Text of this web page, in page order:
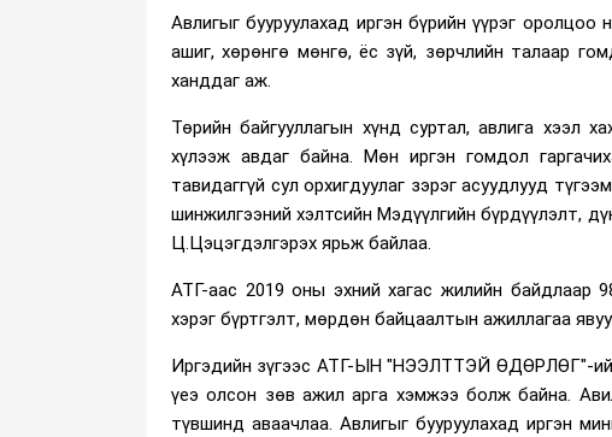
Авлигыг бууруулахад иргэн бүрийн үүрэг
ашиг, хөрөнгө мөнгө, ёс зүй, зөрчлийн талаар
ханддаг аж.
Төрийн байгууллагын хүнд суртал, авлига хээл
хүлээж авдаг байна. Мөн иргэн гомдол
тавидаггүй сул орхигдуулаг зэрэг асуудлууд
шинжилгээний хэлтсийн Мэдүүлгийн бүрдүүлэлт,
Ц.Цэцэгдэлгэрэх ярьж байлаа.
АТГ-аас 2019 оны эхний хагас жилийн байдлаар
хэрэг бүртгэлт, мөрдөн байцаалтын ажиллагаа
Иргэдийн зүгээс АТГ-ЫН "НЭЭЛТТЭЙ ӨДӨРЛӨГ"-
үеэ олсон зөв ажил арга хэмжээ болж байна.
түвшинд аваачлаа. Авлигыг бууруулахад иргэн